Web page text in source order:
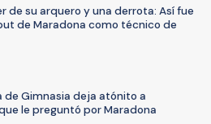
de su arquero y una derrota: Así fue
de Maradona como técnico de
de Gimnasia deja atónito a
le preguntó por Maradona